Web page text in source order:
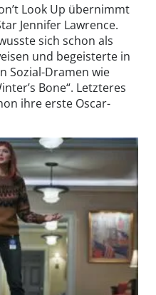
Look Up übernimmt
Jennifer Lawrence.
sich schon als
und begeisterte in
Sozial-Dramen wie
Bone“. Letzteres
ihre erste Oscar-